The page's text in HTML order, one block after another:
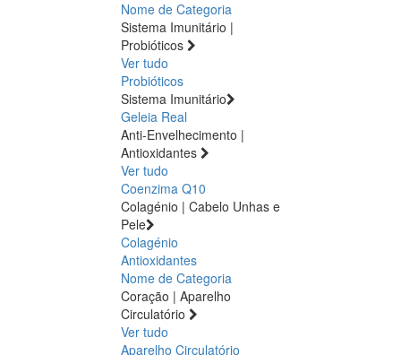
Nome de Categoria
Sistema Imunitário |
Probióticos
Ver tudo
Probióticos
Sistema Imunitário
Geleia Real
Anti-Envelhecimento |
Antioxidantes
Ver tudo
Coenzima Q10
Colagénio | Cabelo Unhas e
Pele
Colagénio
Antioxidantes
Nome de Categoria
Coração | Aparelho
Circulatório
Ver tudo
Aparelho Circulatório